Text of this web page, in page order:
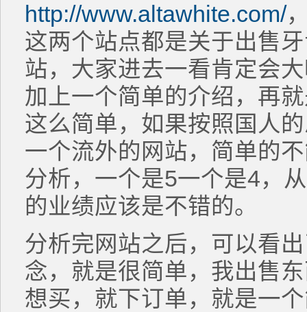
http://www.altawhite.com/
这两个站点都是关于出售
站，大家进去一看肯定会
加上一个简单的介绍，再
这么简单，如果按照国人
一个流外的网站，简单的
分析，一个是5一个是4，
的业绩应该是不错的。
分析完网站之后，可以看
念，就是很简单，我出售
想买，就下订单，就是一